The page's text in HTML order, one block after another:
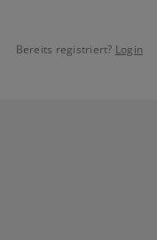
Bereits registriert? Login